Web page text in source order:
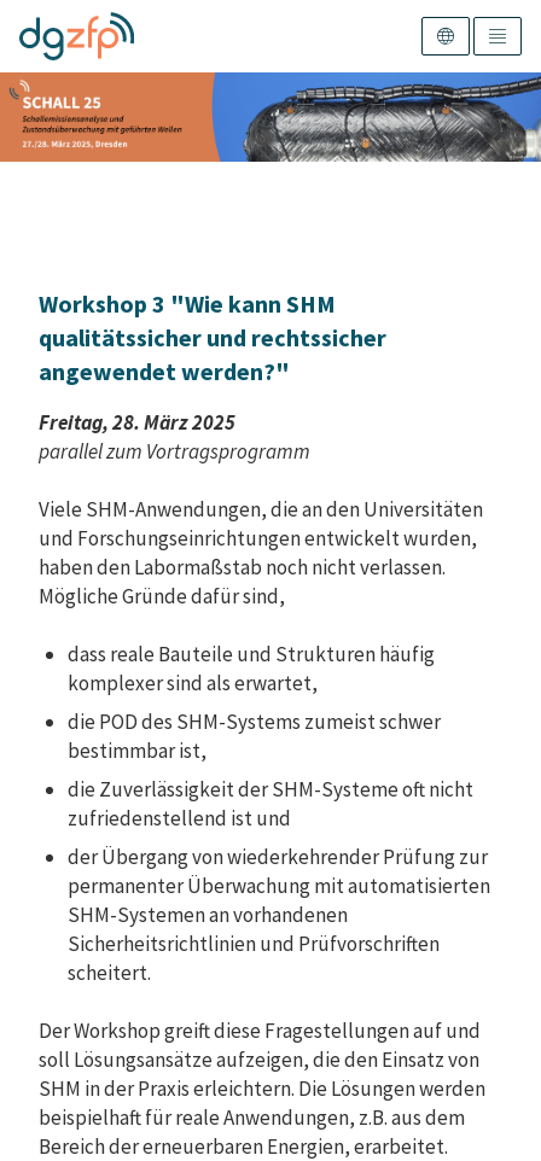
Workshop 3 "Wie kann SHM
qualitätssicher und rechtssicher
angewendet werden?"
Freitag, 28. März 2025
parallel zum Vortragsprogramm
Viele SHM-Anwendungen, die an den Universitäten
und Forschungseinrichtungen entwickelt wurden,
haben den Labormaßstab noch nicht verlassen.
Mögliche Gründe dafür sind,
dass reale Bauteile und Strukturen häufig
komplexer sind als erwartet,
die POD des SHM-Systems zumeist schwer
bestimmbar ist,
die Zuverlässigkeit der SHM-Systeme oft nicht
zufriedenstellend ist und
der Übergang von wiederkehrender Prüfung zur
permanenter Überwachung mit automatisierten
SHM-Systemen an vorhandenen
Sicherheitsrichtlinien und Prüfvorschriften
scheitert.
Der Workshop greift diese Fragestellungen auf und
soll Lösungsansätze aufzeigen, die den Einsatz von
SHM in der Praxis erleichtern. Die Lösungen werden
beispielhaft für reale Anwendungen, z.B. aus dem
Bereich der erneuerbaren Energien, erarbeitet.